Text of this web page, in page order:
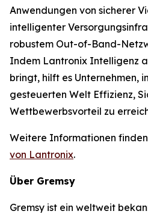
Anwendungen von sicherer
intelligenter
robustem Out-of-Band-
Indem Lantronix Intelligenz
bringt, hilft es Unternehmen,
gesteuerten Welt Effizienz,
Wettbewerbsvorteil zu
Weitere Informationen
von Lantronix.
Über Gremsy
Gremsy ist ein weltweit